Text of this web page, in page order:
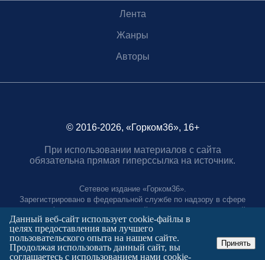
Лента
Жанры
Авторы
© 2016-2026, «Горком36», 16+
При использовании материалов с сайта
обязательна прямая гиперссылка на источник.
Сетевое издание «Горком36».
Зарегистрировано в федеральной службе по надзору в сфере
связи, информационных технологий и массовых коммуникаций.
Регистрационный номер ЭЛ № ФС77-88966 от 21 января 2025 г.
Учредитель: Муниципальное автономное учреждение "Агентство
городских коммуникаций"
Главный редактор:
Данный веб-сайт использует cookie-файлы в
целях предоставления вам лучшего
пользовательского опыта на нашем сайте.
Продолжая использовать данный сайт, вы
соглашаетесь с использованием нами cookie-
Принять